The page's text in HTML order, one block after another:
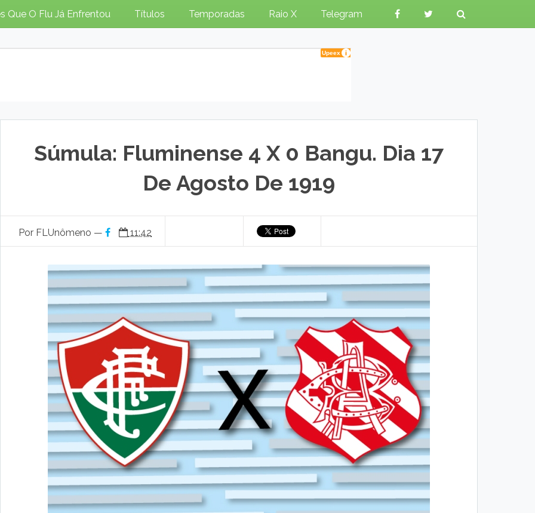
Que O Flu Já Enfrentou Títulos Temporadas Raio X Telegram
Súmula: Fluminense 4 X 0 Bangu. Dia 17
De Agosto De 1919
Por FLUnômeno — 11:42